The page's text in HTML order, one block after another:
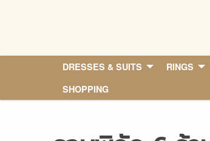
DRESSES & SUITS RINGS
SHOPPING